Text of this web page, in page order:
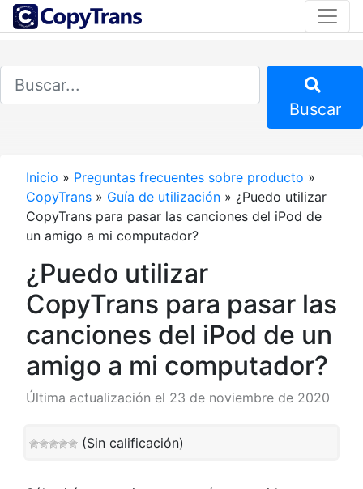
Buscar
Inicio » Preguntas frecuentes sobre producto »
CopyTrans » Guía de utilización » ¿Puedo utilizar
CopyTrans para pasar las canciones del iPod de
un amigo a mi computador?
¿Puedo utilizar
CopyTrans para pasar las
canciones del iPod de un
amigo a mi computador?
Última actualización el 23 de noviembre de 2020
(Sin calificación)